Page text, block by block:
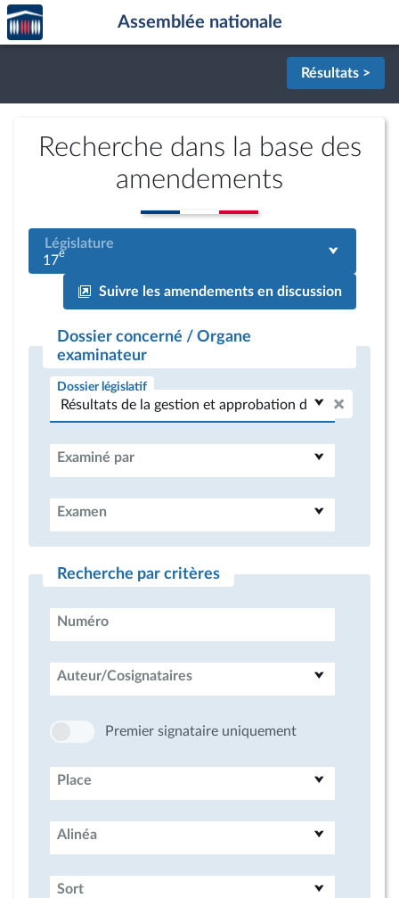
Aller au contenu
Aller en bas de la page
Accèder
à la
page
Assemblée nationale
Résultats >
Recherche dans la base des
amendements
Législature
17e
Suivre les amendements en discussion
Dossier concerné / Organe
examinateur
Dossier législatif
Examiné par
Examen
Recherche par critères
Numéro
Auteur/Cosignataires
Premier signataire uniquement
Place
Alinéa
Sort